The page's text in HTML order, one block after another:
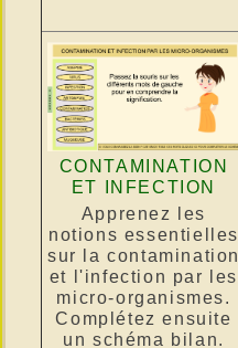
CONTAMINATION
ET INFECTION
Apprenez les
notions essentielles
sur la contamination
et l'infection par les
micro-organismes.
Complétez ensuite
un schéma bilan.